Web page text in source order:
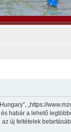
„https://
habár a lehető
új feltételek